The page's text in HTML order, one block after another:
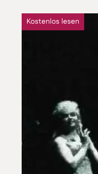
Kostenlos lesen